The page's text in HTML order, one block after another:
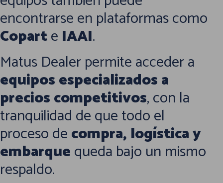
encontrarse en plataformas como
Coparte IAAI.
Matus Dealer permite acceder a
equipos especializados a
precios competitivos, con la
tranquilidad de que todo el
proceso decompra, logística y
embarquequeda bajo un mismo
respaldo.